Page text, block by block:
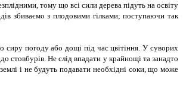
тому що всі сили дерева підуть на освіту
збиваємо з плодовими гілками; поступаючи так
погоду або дощі під час цвітіння. У суворих
стовбурів. Не слід впадати у крайнощі та занадто
і не будуть подавати необхідні соки, що може